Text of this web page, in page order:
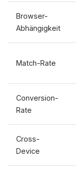
Browser-
Abhängigkeit
Match-Rate
Conversion-
Rate
Cross-
Device